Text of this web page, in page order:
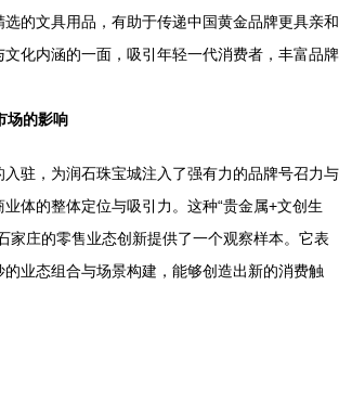
选的文具用品，有助于传递中国黄金品牌更具亲和
化内涵的一面，吸引年轻一代消费者，丰富品牌
场的影响
入驻，为润石珠宝城注入了强有力的品牌号召力与
体的整体定位与吸引力。这种“贵金属+文创生
家庄的零售业态创新提供了一个观察样本。它表
业态组合与场景构建，能够创造出新的消费触